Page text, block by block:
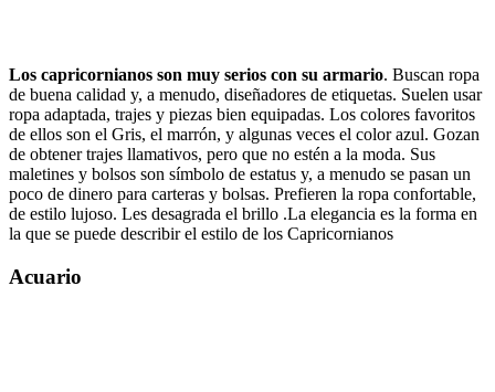
Los capricornianos son muy serios con su armario. Buscan ropa
de buena calidad y, a menudo, diseñadores de etiquetas. Suelen usar
ropa adaptada, trajes y piezas bien equipadas. Los colores favoritos
de ellos son el Gris, el marrón, y algunas veces el color azul. Gozan
de obtener trajes llamativos, pero que no estén a la moda. Sus
maletines y bolsos son símbolo de estatus y, a menudo se pasan un
poco de dinero para carteras y bolsas. Prefieren la ropa confortable,
de estilo lujoso. Les desagrada el brillo .La elegancia es la forma en
la que se puede describir el estilo de los Capricornianos
Acuario